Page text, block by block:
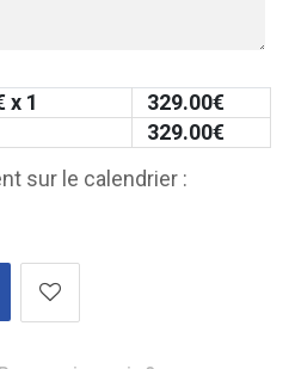
x 1 329.00€
329.00€
sur le calendrier :